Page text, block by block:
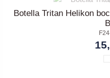
Botella Tritan Helikon